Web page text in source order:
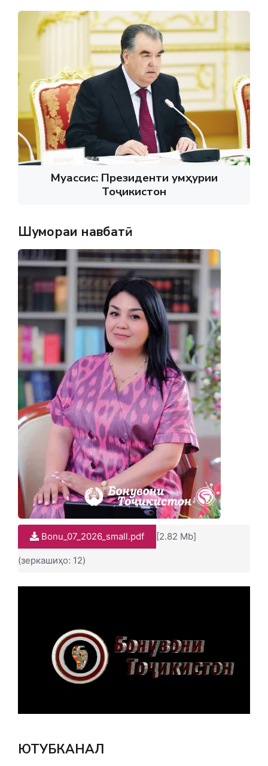
Муассис: Президенти Ҷумҳурии
Тоҷикистон
Шумораи навбатӣ
Bonu_07_2026_small.pdf [2.82 Mb]
(зеркашиҳо: 12)
ЮТУБКАНАЛ